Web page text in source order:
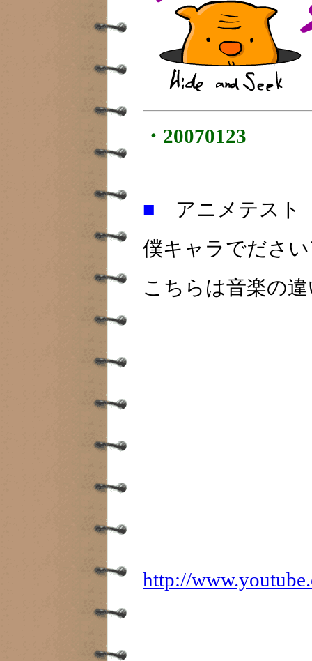
・20070123
■ アニメテス
僕キャラでださ
こちらは音楽の
http://